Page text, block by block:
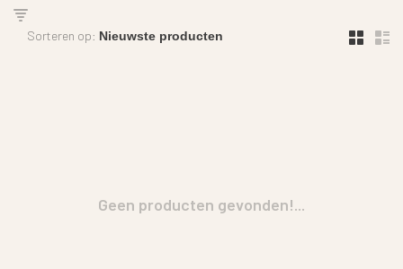
Sorteren op:
Geen producten gevonden!...